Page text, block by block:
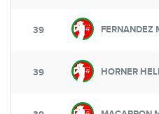
39 FERNANDEZ
39 HORNER